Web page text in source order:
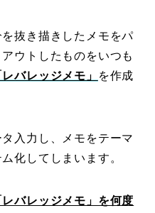
抜き描きしたメモをパ
ウトしたものをいつも
レバレッジメモ」
を作成
入力し、メモをテーマ
化してしまいます。
バレッジメモ」を何度